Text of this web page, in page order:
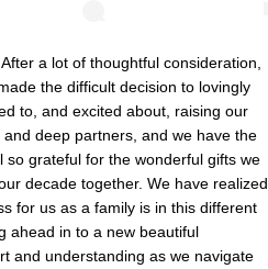
a lot of thoughtful consideration,
the difficult decision to lovingly
to, and excited about, raising our
deep partners, and we have the
grateful for the wonderful gifts we
decade together. We have realized
for us as a family is in this different
ahead in to a new beautiful
and understanding as we navigate